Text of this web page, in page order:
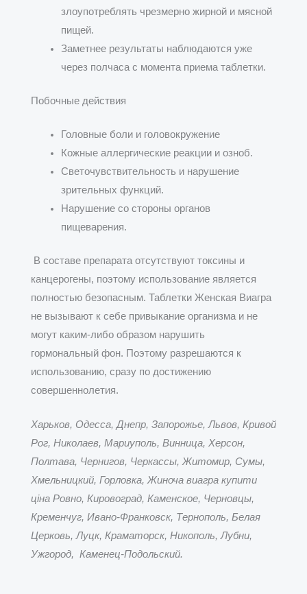
злоупотреблять чрезмерно жирной и мясной
пищей.
Заметнее результаты наблюдаются уже
через полчаса с момента приема таблетки.
Побочные действия
Головные боли и головокружение
Кожные аллергические реакции и озноб.
Светочувствительность и нарушение
зрительных функций.
Нарушение со стороны органов
пищеварения.
В составе препарата отсутствуют токсины и
канцерогены, поэтому использование является
полностью безопасным. Таблетки Женская Виагра
не вызывают к себе привыкание организма и не
могут каким-либо образом нарушить
гормональный фон. Поэтому разрешаются к
использованию, сразу по достижению
совершеннолетия.
Харьков, Одесса, Днепр, Запорожье, Львов, Кривой
Рог, Николаев, Мариуполь, Винница, Херсон,
Полтава, Чернигов, Черкассы, Житомир, Сумы,
Хмельницкий, Горловка, Жиноча виагра купити
ціна Ровно, Кировоград, Каменское, Черновцы,
Кременчуг, Ивано-Франковск, Тернополь, Белая
Церковь, Луцк, Краматорск, Никополь, Лубни,
Ужгород, Каменец-Подольский.